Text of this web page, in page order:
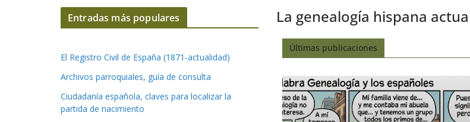
La genealogía hispana
Últimas publicaciones
Entradas más populares
El Registro Civil de España (1871-actualidad)
Archivos parroquiales, guía de consulta
Ciudadanía española, claves para localizar la
partida de nacimiento